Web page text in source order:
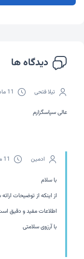
دیدگاه ها
تیلا فتحی 11 ماه پیش
عالی سپاسگزارم
ادمین 11 ماه پیش
با سلام
از اینکه از توضیحات
اطلاعات مفید و دقیق
با آرزوی سلامتی